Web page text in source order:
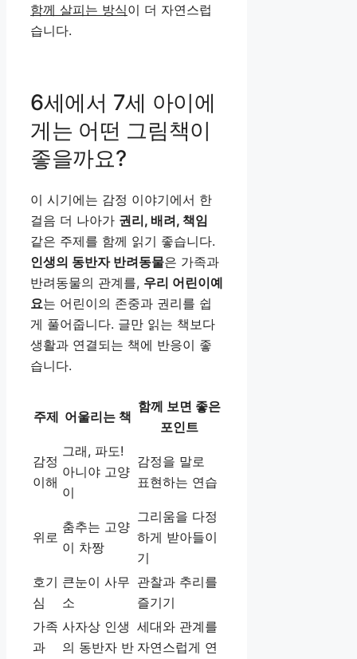
함께 살피는 방식이 더 자연스럽
습니다.
6세에서 7세 아이에
게는 어떤 그림책이
좋을까요?
이 시기에는 감정 이야기에서 한
걸음 더 나아가 권리, 배려, 책임
같은 주제를 함께 읽기 좋습니다.
인생의 동반자 반려동물은 가족과
반려동물의 관계를, 우리 어린이예
요는 어린이의 존중과 권리를 쉽
게 풀어줍니다. 글만 읽는 책보다
생활과 연결되는 책에 반응이 좋
습니다.
주제 어울리는 책
함께 보면 좋은
포인트
감정
이해
그래, 파도!
아니야 고양
이
감정을 말로
표현하는 연습
위로
춤추는 고양
이 차짱
그리움을 다정
하게 받아들이
기
호기
심
큰눈이 사무
소
관찰과 추리를
즐기기
가족
과
사자상 인생
의 동반자 반
세대와 관계를
자연스럽게 연